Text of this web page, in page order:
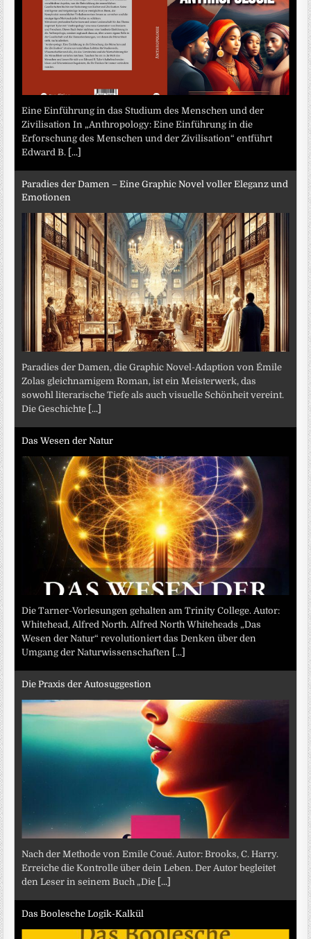
Eine Einführung in das Studium des Menschen und der
Zivilisation In „Anthropology: Eine Einführung in die
Erforschung des Menschen und der Zivilisation“ entführt
Edward B. [...]
Paradies der Damen – Eine Graphic Novel voller Eleganz und
Emotionen
Paradies der Damen, die Graphic Novel-Adaption von Émile
Zolas gleichnamigem Roman, ist ein Meisterwerk, das
sowohl literarische Tiefe als auch visuelle Schönheit vereint.
Die Geschichte [...]
Das Wesen der Natur
Die Tarner-Vorlesungen gehalten am Trinity College. Autor:
Whitehead, Alfred North. Alfred North Whiteheads „Das
Wesen der Natur“ revolutioniert das Denken über den
Umgang der Naturwissenschaften [...]
Die Praxis der Autosuggestion
Nach der Methode von Emile Coué. Autor: Brooks, C. Harry.
Erreiche die Kontrolle über dein Leben. Der Autor begleitet
den Leser in seinem Buch „Die [...]
Das Boolesche Logik-Kalkül